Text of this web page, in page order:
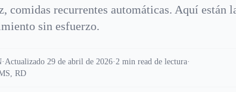
comidas recurrentes automáticas. Aquí están
sin esfuerzo.
·Actualizado 29 de abril de 2026·2 min read de lectura·
RD